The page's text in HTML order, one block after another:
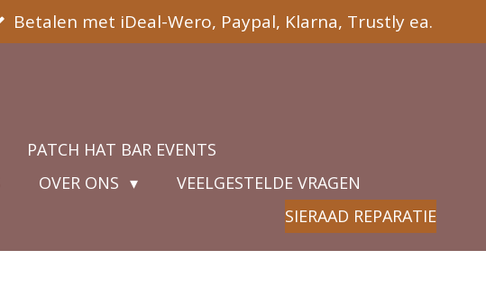
Betalen met iDeal-Wero, Paypal, Klarna, Trustly ea.
PATCH HAT BAR EVENTS
OVER ONS
VEELGESTELDE VRAGEN
SIERAAD REPARATIE